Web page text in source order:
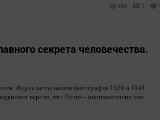
996 0
секрета человечества.
Журналисты нашли фотографии 1920 и 1941
версии, что Путин - инопланетянин или